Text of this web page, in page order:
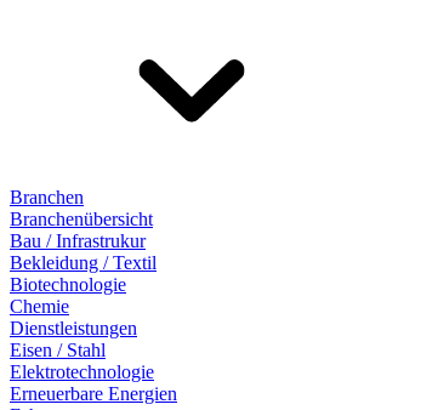
Branchen
Branchenübersicht
Bau / Infrastrukur
Bekleidung / Textil
Biotechnologie
Chemie
Dienstleistungen
Eisen / Stahl
Elektrotechnologie
Erneuerbare Energien